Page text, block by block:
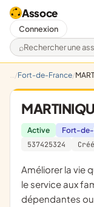
Assoce
Rechercher
Connexion
Fort-de-France
Active Fort-de-
537425324
améliorer la vie quotidienne des personnes ainsi que
le service aux
dépendantes